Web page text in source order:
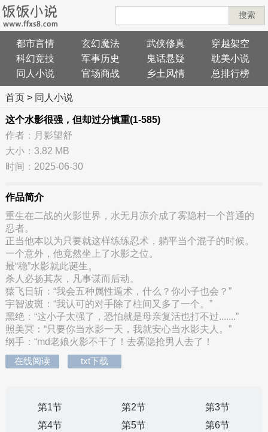
搜索
都市言情 玄幻魔法 武侠修真
穿越架空
科幻竞技
军事历史 鬼话悬疑
耽美小说
同人小说
官场商战 乡土风情 总排行榜
首页> 同人小说
这个水影很强，但却过分慎重(1-585)
作者：月影望舒
大小：3.82 MB
时间：2025-06-30
作品简介
重生在二战的火影世界，水无月凉介成了雾隐村一个普通的
忍者。
正当他本以为只要就这样练练忍术，躺平当个混子的时候。
一个意外，他竟然坐上了水影之位。
最“稳”水影就此诞生。
杀人必扬其灰，凡事谋而后动。
猿飞日斩：“我会五种属性遁术，什么？你小子也会？”
宇智波斑：“我认可的对手除了柱间又多了一个。”
黑绝：“这小子太强了，恐怕就是母亲复活也打不过.......”
照美冥：“只要你当水影一天，我就安心当水影夫人。”
纲手：“md老娘火影不干了！去雾隐抢男人去了！
在线阅读
txt下载
第1节 第2节
第3节
第4节
第5节
第6节